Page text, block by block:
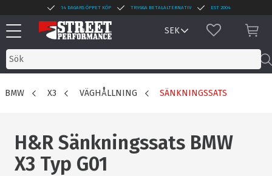
Meny
14 DAGARS ÖPPET KÖP TRYGGA BETALALTERNATIV EST 2004
FAVORITER
BMW X3 VÄGHÅLLNING SÄNKNINGSSATS
H&R Sänkningssats BMW
X3 Typ G01